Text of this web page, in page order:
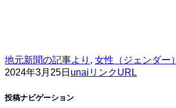
地元新聞の記事より , 女性（ジェンダー）
2024年3月25日 unai リンクURL
投稿ナビゲーション